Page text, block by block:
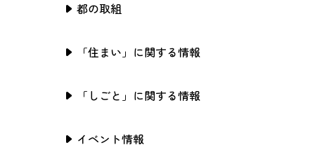
都の取組
「住まい」に関する情報
「しごと」に関する情報
イベント情報